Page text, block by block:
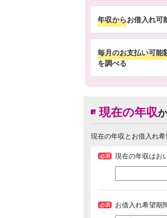
年収からお借入れ可
毎月のお支払い可能
を調べる
現在の年収
現在の年収とお借入れ
現在の年収はお
お借入れ希望期